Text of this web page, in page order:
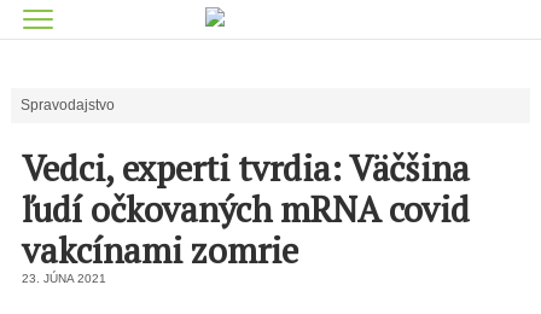
Spravodajstvo
Vedci, experti tvrdia: Väčšina
ľudí očkovaných mRNA covid
vakcínami zomrie
23. JÚNA 2021